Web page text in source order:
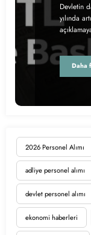
2026 Personel Alımı
adliye personel alımı
devlet personel alımı
ekonomi haberleri
Devletin
yılında
Daha